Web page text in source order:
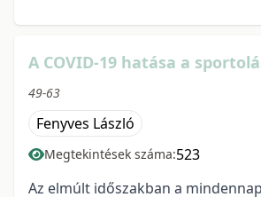
A COVID-19 hatása a
49-63
Fenyves László
Megtekintések száma:523
Az elmúlt időszakban a